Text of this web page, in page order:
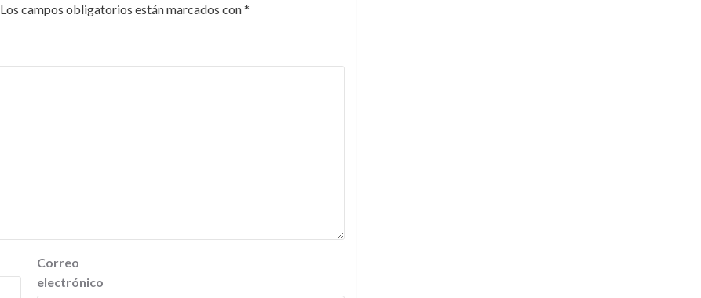
Los campos obligatorios están marcados con*
Correo
electrónico